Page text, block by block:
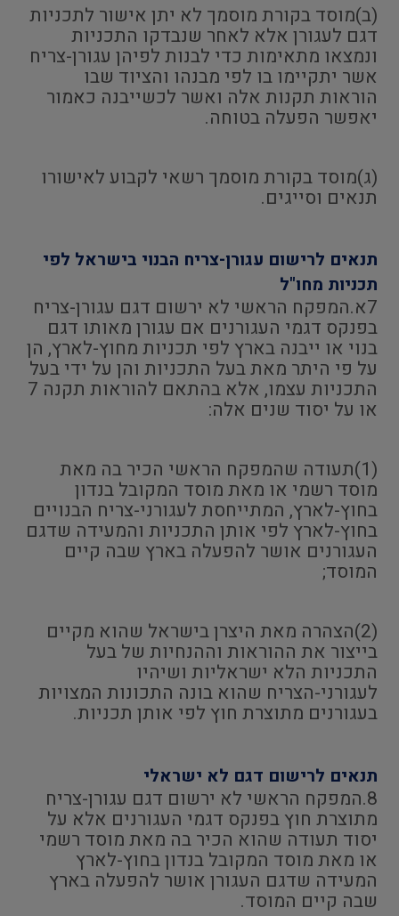
(ב)מוסד בקורת מוסמך לא יתן אישור לתכניות
דגם לעגורן אלא לאחר שנבדקו התכניות
ונמצאו מתאימות כדי לבנות לפיהן עגורן-צריח
אשר יתקיימו בו לפי מבנהו והציוד שבו
הוראות תקנות אלה ואשר לכשייבנה כאמור
יאפשר הפעלה בטוחה.
(ג)מוסד בקורת מוסמך רשאי לקבוע לאישורו
תנאים וסייגים.
תנאים לרישום עגורן-צריח הבנוי בישראל לפי
תכניות מחו"ל
7א.המפקח הראשי לא ירשום דגם עגורן-צריח
בפנקס דגמי העגורנים אם עגורן מאותו דגם
בנוי או ייבנה בארץ לפי תכניות מחוץ-לארץ, הן
על פי היתר מאת בעל התכניות והן על ידי בעל
התכניות עצמו, אלא בהתאם להוראות תקנה 7
או על יסוד שנים אלה:
(1)תעודה שהמפקח הראשי הכיר בה מאת
מוסד רשמי או מאת מוסד המקובל בנדון
בחוץ-לארץ, המתייחסת לעגורני-צריח הבנויים
בחוץ-לארץ לפי אותן התכניות והמעידה שדגם
העגורנים אושר להפעלה בארץ שבה קיים
המוסד;
(2)הצהרה מאת היצרן בישראל שהוא מקיים
בייצור את ההוראות וההנחיות של בעל
התכניות הלא ישראליות ושיהיו
לעגורני-הצריח שהוא בונה התכונות המצויות
בעגורנים מתוצרת חוץ לפי אותן תכניות.
תנאים לרישום דגם לא ישראלי
8.המפקח הראשי לא ירשום דגם עגורן-צריח
מתוצרת חוץ בפנקס דגמי העגורנים אלא על
יסוד תעודה שהוא הכיר בה מאת מוסד רשמי
או מאת מוסד המקובל בנדון בחוץ-לארץ
המעידה שדגם העגורן אושר להפעלה בארץ
שבה קיים המוסד.